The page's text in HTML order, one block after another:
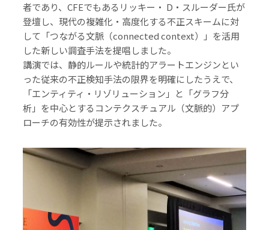
者であり、CFEでもあるリッキー・ D・スルーダー氏が
登壇し、現代の複雑化・高度化する不正スキームに対
して「つながる文脈（connected context）」を活用
した新しい調査手法を提唱しました。
講演では、静的ルールや統計的アラートエンジンとい
った従来の不正検知手法の限界を明確にしたうえで、
「エンティティ・リゾリューション」と「グラフ分
析」を中心とするコンテクスチュアル（文脈的）アプ
ローチの有効性が提示されました。